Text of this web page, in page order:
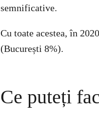
semnificative.
Cu toate acestea, în
(București 8%).
Ce puteți